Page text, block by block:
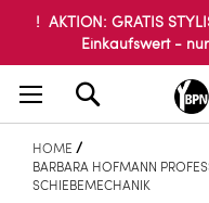
! AKTION: GRATIS
Einkaufswert -
HOME
BARBARA HOFMANN
SCHIEBEMECHANIK